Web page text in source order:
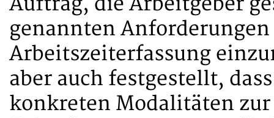
genannten
Arbeitszeiterfassung
aber auch festgestellt,
konkreten Modalitäten